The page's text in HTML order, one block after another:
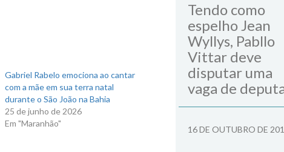
Gabriel Rabelo emociona ao cantar
com a mãe em sua terra natal
durante o São João na Bahia
25 de junho de 2026
Em "Maranhão"
Tendo como
espelho Jean
Wyllys, Pabllo
Vittar deve
disputar uma
vaga de
16 DE OUTUBRO DE